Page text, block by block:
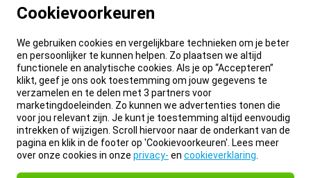
Cookievoorkeuren
We gebruiken cookies en vergelijkbare technieken om je beter
en persoonlijker te kunnen helpen. Zo plaatsen we altijd
functionele en analytische cookies. Als je op “Accepteren”
klikt, geef je ons ook toestemming om jouw gegevens te
verzamelen en te delen met 3 partners voor
marketingdoeleinden. Zo kunnen we advertenties tonen die
voor jou relevant zijn. Je kunt je toestemming altijd eenvoudig
intrekken of wijzigen. Scroll hiervoor naar de onderkant van de
pagina en klik in de footer op 'Cookievoorkeuren'. Lees meer
over onze cookies in onze privacy- en cookieverklaring